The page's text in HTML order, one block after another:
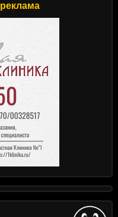
реклама